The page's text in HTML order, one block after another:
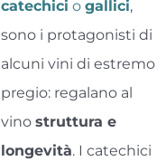
catechici o gallici,
sono i protagonisti di
alcuni vini di estremo
pregio: regalano al
vino struttura e
longevità. I catechici